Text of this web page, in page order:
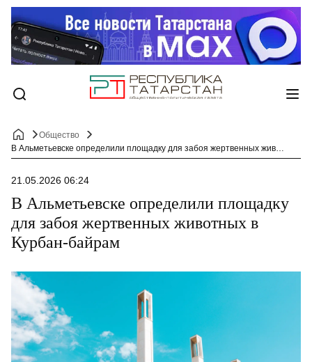
Общество
В Альметьевске определили площадку для забоя жертвенных животных в Курбан-байрам
21.05.2026 06:24
В Альметьевске определили площадку
для забоя жертвенных животных в
Курбан-байрам